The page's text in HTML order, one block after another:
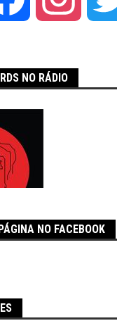
NO RÁDIO
NO FACEBOOK